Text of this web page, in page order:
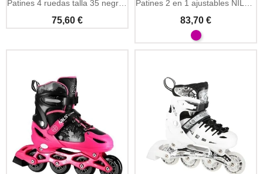
Patines 4 ruedas talla 35 negros NILS Extreme
75,60 €
Patines 2 en 1 ajustables NILS Extreme negro y rosa
83,70 €